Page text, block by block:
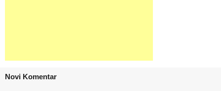
Novi Komentar